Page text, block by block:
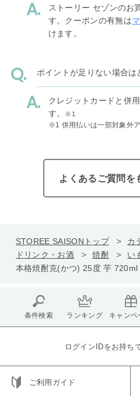
ストーリー セゾンのお
す。クーポンの有無は
けます。
ポイントが足りない場合は
クレジットカードと併
す。
※1
※1 併用払いは一部対象外
よくあるご質問を
STOREE SAISONトップ
カ
ドリンク・お酒
焼酎
い
本格焼酎克(かつ) 25度 芋 720ml
条件検索 ランキング キャンペ
ログインIDをお持ち
ご利用ガイド